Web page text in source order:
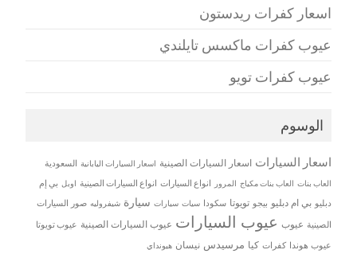
اسعار كفرات ريدستون
عيوب كفرات ماكسس تايلندي
عيوب كفرات تويو
الوسوم
اسعار السيارات اسعار السيارات الصينية اسعار السيارات اليابانية السعودية
العاب بنات العاب بنات مكياج المرور انواع السيارات انواع السيارات الصينية اوبل بي إم
دبليو بي ام دبليو بيجو تويوتا سكودا سيات سيارات سيارة شيفروليه صور السيارات
الصينية عيوب عيوب السيارات عيوب السيارات الصينية عيوب تويوتا
عيوب هوندا كفرات كيا مرسيدس نيسان هيونداي